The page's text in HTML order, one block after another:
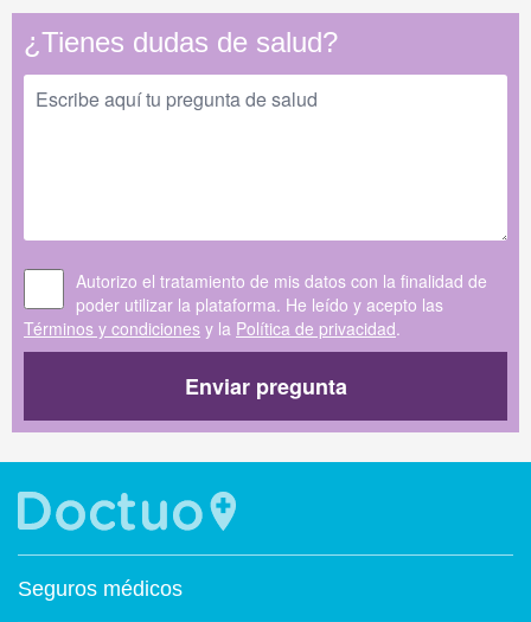
¿Tienes dudas de salud?
Autorizo el tratamiento de mis datos con la finalidad de
poder utilizar la plataforma. He leído y acepto las
Términos y condiciones y la Política de privacidad.
Enviar pregunta
Seguros médicos